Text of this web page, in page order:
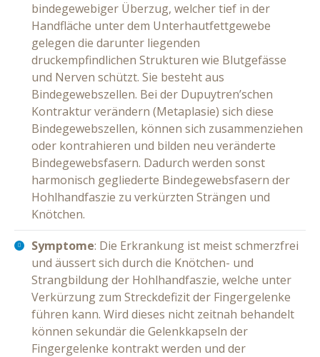
bindegewebiger Überzug, welcher tief in der
Handfläche unter dem Unterhautfettgewebe
gelegen die darunter liegenden
druckempfindlichen Strukturen wie Blutgefässe
und Nerven schützt. Sie besteht aus
Bindegewebszellen. Bei der Dupuytren’schen
Kontraktur verändern (Metaplasie) sich diese
Bindegewebszellen, können sich zusammenziehen
oder kontrahieren und bilden neu veränderte
Bindegewebsfasern. Dadurch werden sonst
harmonisch gegliederte Bindegewebsfasern der
Hohlhandfaszie zu verkürzten Strängen und
Knötchen.
Symptome: Die Erkrankung ist meist schmerzfrei
und äussert sich durch die Knötchen- und
Strangbildung der Hohlhandfaszie, welche unter
Verkürzung zum Streckdefizit der Fingergelenke
führen kann. Wird dieses nicht zeitnah behandelt
können sekundär die Gelenkkapseln der
Fingergelenke kontrakt werden und der